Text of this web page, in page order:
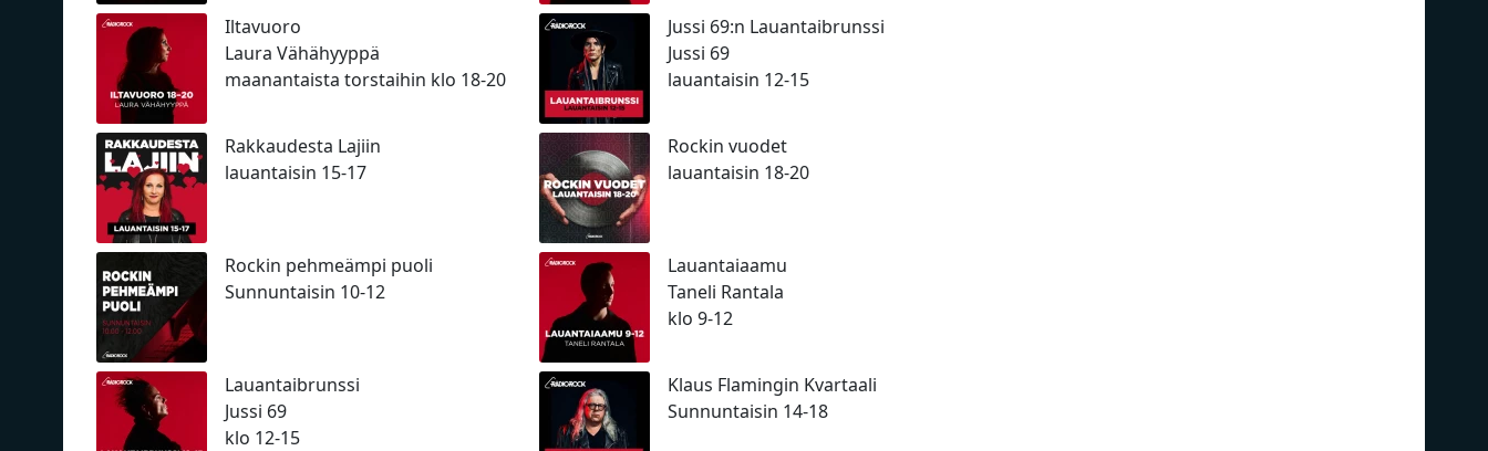
Iltavuoro
Laura Vähähyyppä
maanantaista torstaihin klo 18-20
Jussi 69:n Lauantaibrunssi
Jussi 69
lauantaisin 12-15
Rakkaudesta Lajiin
lauantaisin 15-17
Rockin vuodet
lauantaisin 18-20
Rockin pehmeämpi puoli
Sunnuntaisin 10-12
Lauantaiaamu
Taneli Rantala
klo 9-12
Lauantaibrunssi
Jussi 69
klo 12-15
Klaus Flamingin Kvartaali
Sunnuntaisin 14-18